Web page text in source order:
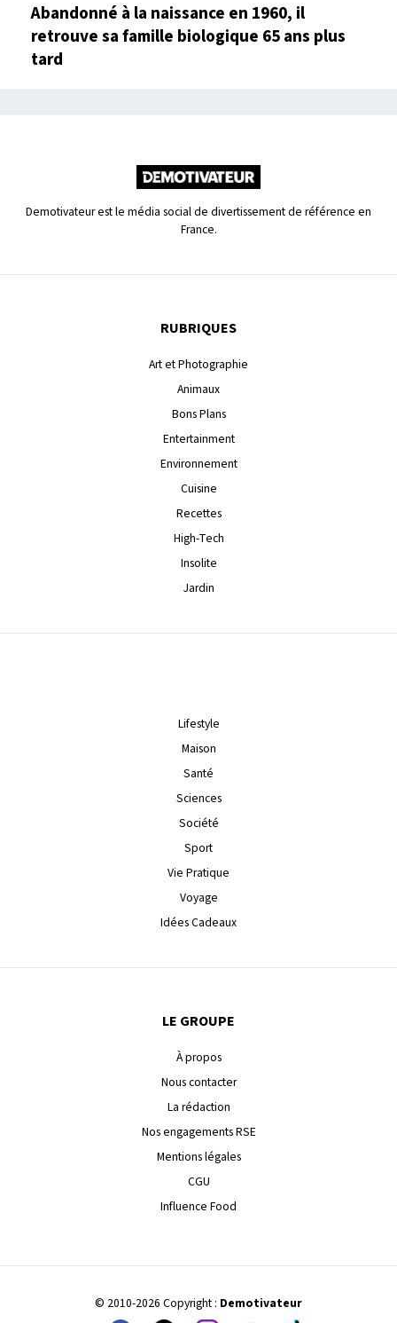
Abandonné à la naissance en 1960, il
retrouve sa famille biologique 65 ans plus
tard
Demotivateur est le média social de divertissement de référence en
France.
RUBRIQUES
Art et Photographie
Animaux
Bons Plans
Entertainment
Environnement
Cuisine
Recettes
High-Tech
Insolite
Jardin
Lifestyle
Maison
Santé
Sciences
Société
Sport
Vie Pratique
Voyage
Idées Cadeaux
LE GROUPE
À propos
Nous contacter
La rédaction
Nos engagements RSE
Mentions légales
CGU
Influence Food
© 2010-2026 Copyright : Demotivateur